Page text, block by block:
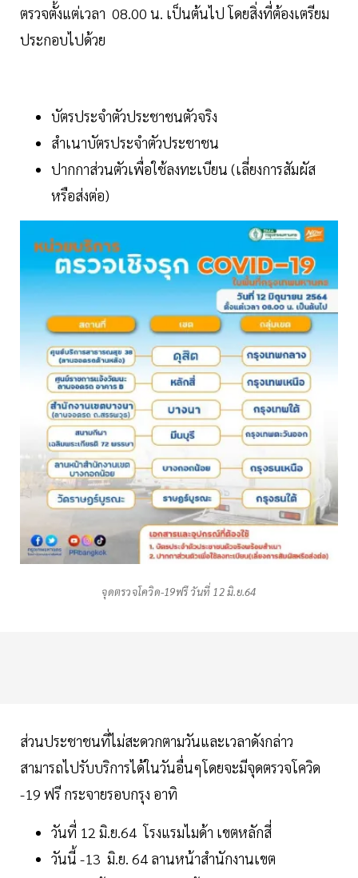
ตรวจตั้งแต่เวลา 08.00 น. เป็นต้นไป โดยสิ่งที่ต้องเตรียม
ประกอบไปด้วย
บัตรประจําตัวประชาชนตัวจริง
สำเนาบัตรประจำตัวประชาชน
ปากกาส่วนตัวเพื่อใช้ลงทะเบียน (เลี่ยงการสัมผัส
หรือส่งต่อ)
จุดตรวจโควิด-19ฟรี วันที่ 12 มิ.ย.64
ส่วนประชาชนที่ไม่สะดวกตามวันและเวลาดังกล่าว
สามารถไปรับบริการได้ในวันอื่นๆโดยจะมีจุดตรวจโควิด
-19 ฟรี กระจายรอบกรุง อาทิ
วันที่ 12 มิ.ย.64 โรงแรมไมด้า เขตหลักสี่
วันนี้ -13 มิ.ย. 64 ลานหน้าสำนักงานเขต